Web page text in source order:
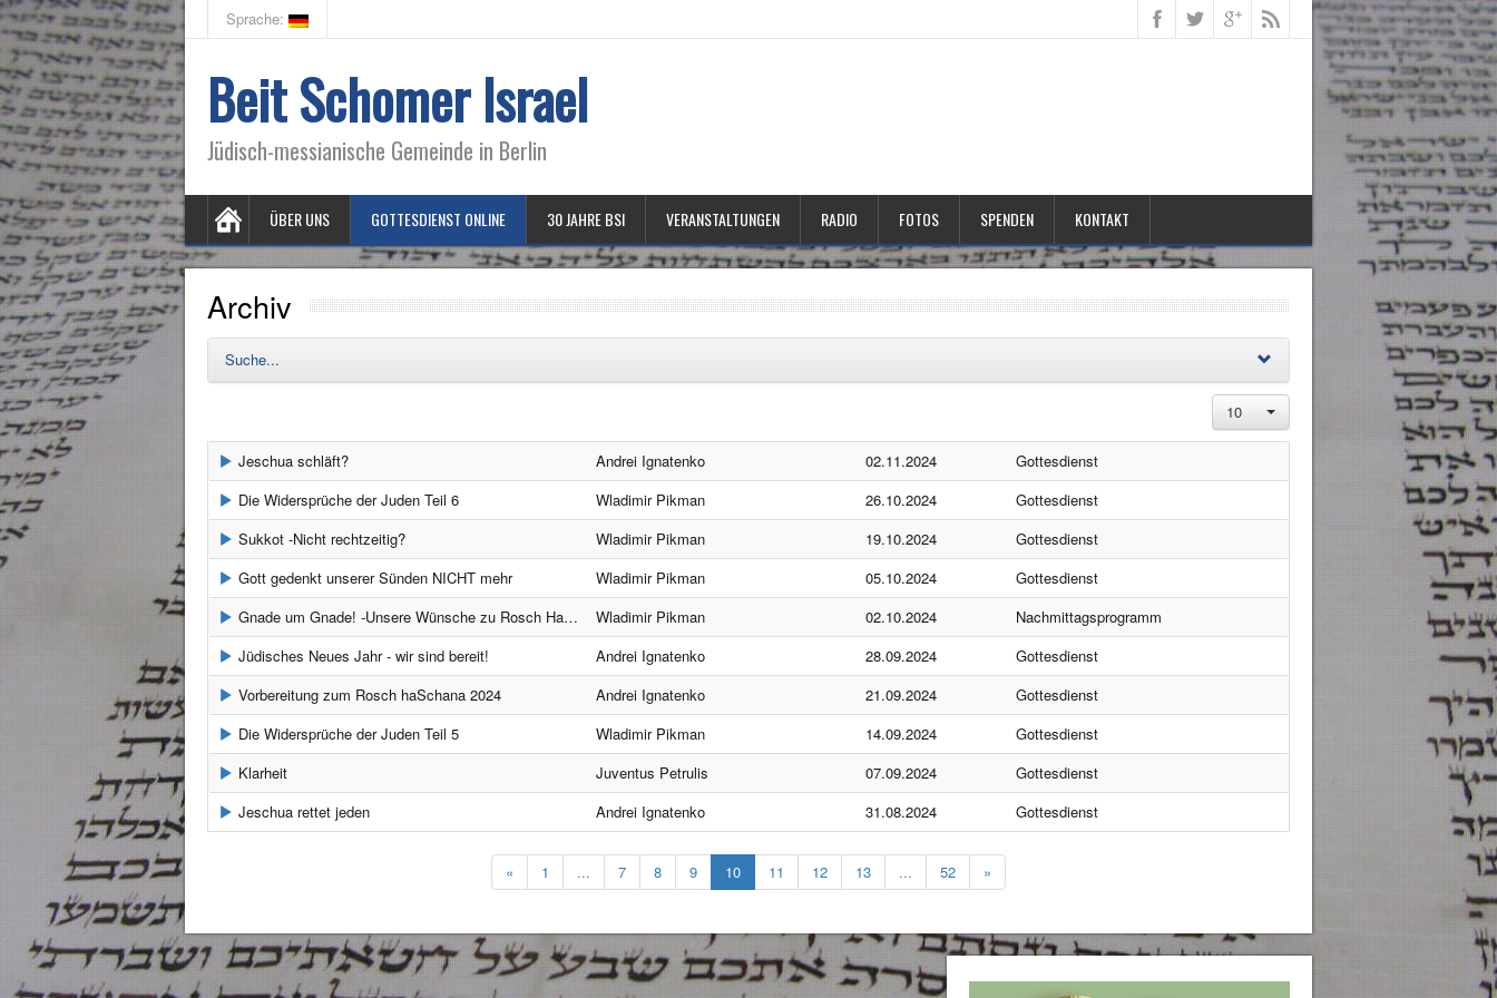
Sprache:
Beit Schomer Israel
Jüdisch-messianische Gemeinde in Berlin
ÜBER UNS GOTTESDIENST ONLINE 30 JAHRE BSI VERANSTALTUNGEN RADIO FOTOS SPENDEN KONTAKT
Archiv
Suche...
10
Jeschua schläft? Andrei Ignatenko 02.11.2024
Gottesdienst
Die Widersprüche der Juden Teil 6
Wladimir Pikman 26.10.2024
Gottesdienst
Sukkot -Nicht rechtzeitig?
Wladimir Pikman 19.10.2024
Gottesdienst
Gott gedenkt unserer Sünden NICHT mehr
Wladimir Pikman 05.10.2024
Gottesdienst
Gnade um Gnade! -Unsere Wünsche zu Rosch HaSchana
Wladimir Pikman 02.10.2024
Nachmittagsprogramm
Jüdisches Neues Jahr - wir sind bereit!
Andrei Ignatenko 28.09.2024
Gottesdienst
Vorbereitung zum Rosch haSchana 2024
Andrei Ignatenko 21.09.2024
Gottesdienst
Die Widersprüche der Juden Teil 5
Wladimir Pikman 14.09.2024
Gottesdienst
Klarheit
Juventus Petrulis 07.09.2024
Gottesdienst
Jeschua rettet jeden
Andrei Ignatenko 31.08.2024 Gottesdienst
« 1 ... 7 8 9 10 11 12 13 ... 52 »